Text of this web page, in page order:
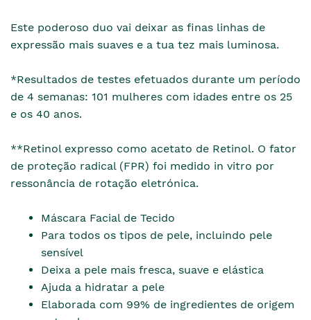
Este poderoso duo vai deixar as finas linhas de
expressão mais suaves e a tua tez mais luminosa.
*Resultados de testes efetuados durante um período
de 4 semanas: 101 mulheres com idades entre os 25
e os 40 anos.
**Retinol expresso como acetato de Retinol. O fator
de proteção radical (FPR) foi medido in vitro por
ressonância de rotação eletrónica.
Máscara Facial de Tecido
Para todos os tipos de pele, incluindo pele
sensível
Deixa a pele mais fresca, suave e elástica
Ajuda a hidratar a pele
Elaborada com 99% de ingredientes de origem